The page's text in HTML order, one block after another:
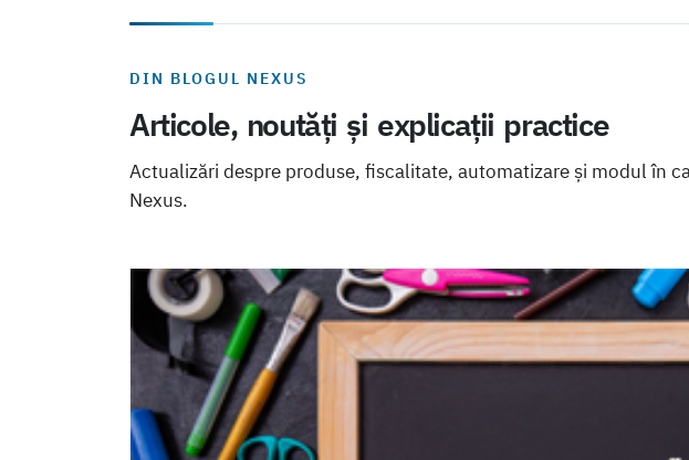
DIN BLOGUL NEXUS
Articole, noutăți și explicații practice
Actualizări despre produse, fiscalitate, automatizare și modul în
Nexus.